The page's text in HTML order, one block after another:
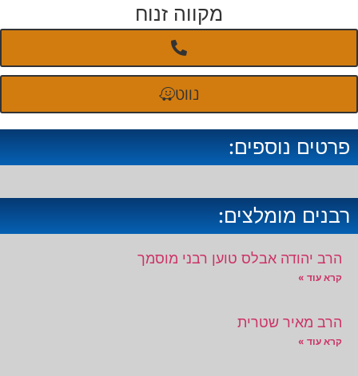
מקווה זנוח
נווט
פרטים נוספים:
רבנים מומלצים:
הרב יהודה אבלס טוען רבני מוסמך
קרא עוד »
הרב מאיר שטרית
קרא עוד »